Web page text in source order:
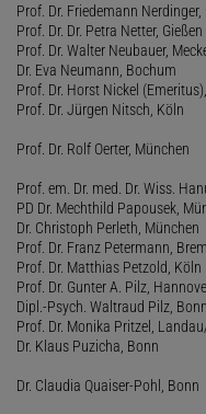
Prof. Dr. Friedemann
Prof. Dr. Dr. Petra Netter, Gießen
Prof. Dr. Walter Neubauer,
Dr. Eva Neumann, Bochum
Prof. Dr. Horst Nickel
Prof. Dr. Jürgen Nitsch, Köln
Prof. Dr. Rolf Oerter, München
Prof. em. Dr. med. Dr. Wiss.
PD Dr. Mechthild Papousek,
Dr. Christoph Perleth, München
Prof. Dr. Franz Petermann,
Prof. Dr. Matthias Petzold, Köln
Prof. Dr. Gunter A. Pilz,
Dipl.-Psych. Waltraud Pilz, Bonn
Prof. Dr. Monika Pritzel,
Dr. Klaus Puzicha, Bonn
Dr. Claudia Quaiser-Pohl, Bonn